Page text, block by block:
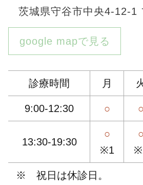
茨城県守谷市中央4-12-1
google mapで見る
診療時間 月
9:00-12:30 ○ ○
13:30-19:30
○
※1
○
※ 祝日は休診日。